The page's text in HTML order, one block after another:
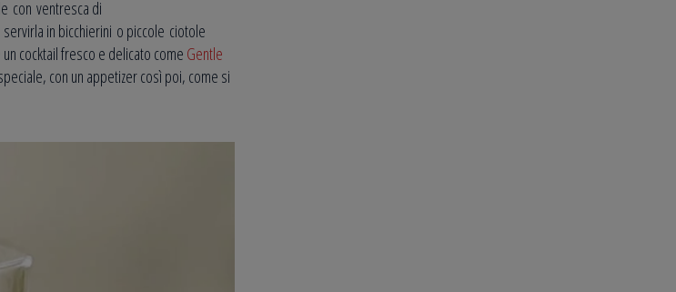
con ventresca di
in bicchierini o piccole ciotole
cocktail fresco e delicato come Gentle
con un appetizer così poi, come si